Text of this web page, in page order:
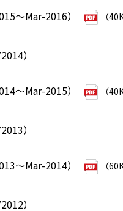
～Mar-2016） （
）
～Mar-2015） （
）
～Mar-2014） （
）